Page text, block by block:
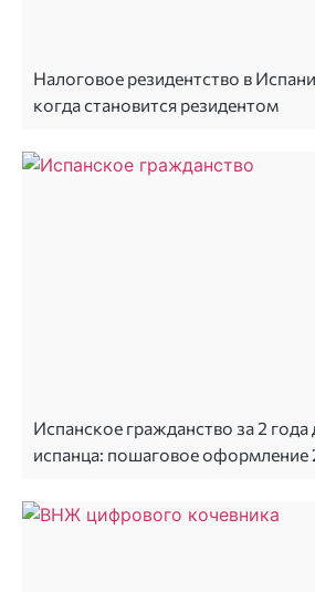
Налоговое резидентство в
когда становится резидентом
Испанское гражданство за 2
испанца: пошаговое оформление